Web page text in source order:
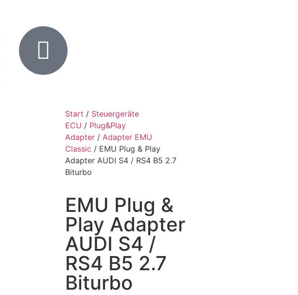
Start / Steuergeräte
ECU / Plug&Play
Adapter / Adapter EMU
Classic / EMU Plug & Play ​
Adapter AUDI S4 / RS4 B5 2.7
Biturbo
EMU Plug &
Play ​Adapter
AUDI S4 /
RS4 B5 2.7
Biturbo